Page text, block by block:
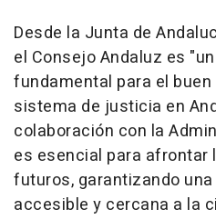
Desde la Junta de
el Consejo Andaluz es
fundamental para el
sistema de justicia en
colaboración con la
es esencial para
futuros, garantizando
accesible y cercana a la